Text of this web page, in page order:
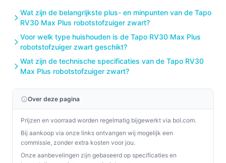
Wat zijn de belangrijkste plus- en minpunten van de Tapo
RV30 Max Plus robotstofzuiger zwart?
Voor welk type huishouden is de Tapo RV30 Max Plus
robotstofzuiger zwart geschikt?
Wat zijn de technische specificaties van de Tapo RV30
Max Plus robotstofzuiger zwart?
Over deze pagina
Prijzen en voorraad worden regelmatig bijgewerkt via bol.com.
Bij aankoop via onze links ontvangen wij mogelijk een
commissie, zonder extra kosten voor jou.
Onze aanbevelingen zijn gebaseerd op specificaties en